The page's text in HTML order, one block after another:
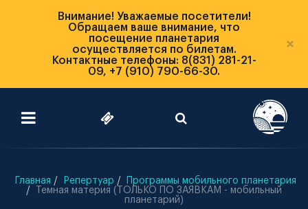
Внимание! Уважаемые посетители!
Обращаем ваше внимание, что
посещение планетария
осуществляется по билетам.
Контактные телефоны: 8(831) 281-21-
09, +7 (910) 790-66-30.
×
Главная Репертуар
Программы мобильного планетария
Темная материя (ТОЛЬКО ПО ЗАЯВКАМ - мобильный
планетарий)